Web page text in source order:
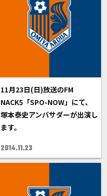
11月23日(日)放送のFM
NACK5「SPO-NOW」にて、
塚本泰史アンバサダーが出演し
ます。
2014.11.23